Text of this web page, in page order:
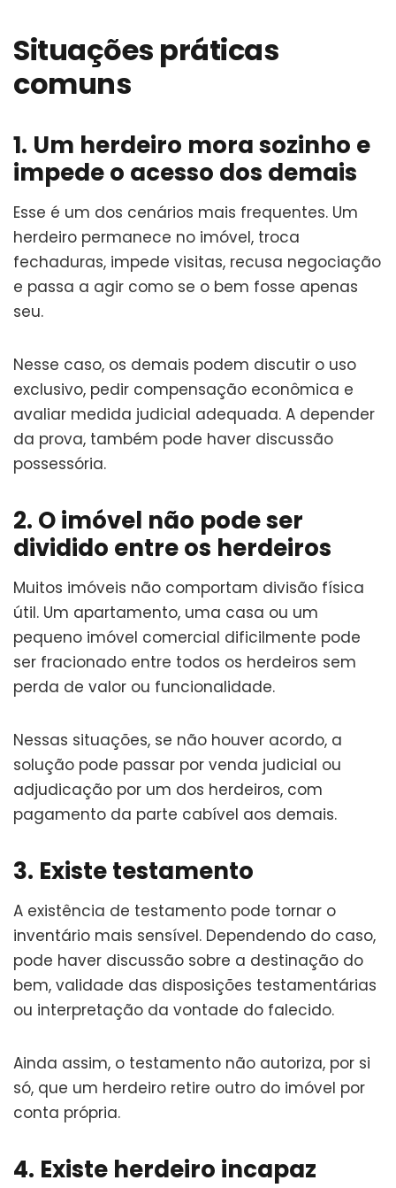
Situações práticas
comuns
1. Um herdeiro mora sozinho e
impede o acesso dos demais
Esse é um dos cenários mais frequentes. Um
herdeiro permanece no imóvel, troca
fechaduras, impede visitas, recusa negociação
e passa a agir como se o bem fosse apenas
seu.
Nesse caso, os demais podem discutir o uso
exclusivo, pedir compensação econômica e
avaliar medida judicial adequada. A depender
da prova, também pode haver discussão
possessória.
2. O imóvel não pode ser
dividido entre os herdeiros
Muitos imóveis não comportam divisão física
útil. Um apartamento, uma casa ou um
pequeno imóvel comercial dificilmente pode
ser fracionado entre todos os herdeiros sem
perda de valor ou funcionalidade.
Nessas situações, se não houver acordo, a
solução pode passar por venda judicial ou
adjudicação por um dos herdeiros, com
pagamento da parte cabível aos demais.
3. Existe testamento
A existência de testamento pode tornar o
inventário mais sensível. Dependendo do caso,
pode haver discussão sobre a destinação do
bem, validade das disposições testamentárias
ou interpretação da vontade do falecido.
Ainda assim, o testamento não autoriza, por si
só, que um herdeiro retire outro do imóvel por
conta própria.
4. Existe herdeiro incapaz